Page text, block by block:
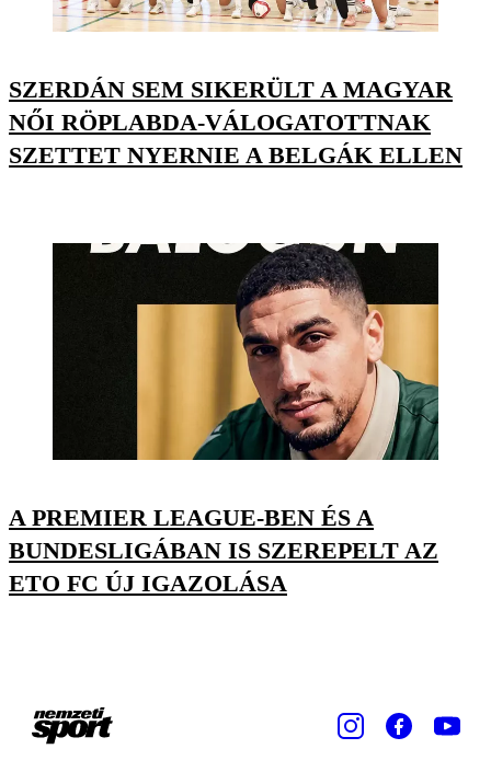
SZERDÁN SEM SIKERÜLT A MAGYAR
NŐI RÖPLABDA-VÁLOGATOTTNAK
SZETTET NYERNIE A BELGÁK ELLEN
A PREMIER LEAGUE-BEN ÉS A
BUNDESLIGÁBAN IS SZEREPELT AZ
ETO FC ÚJ IGAZOLÁSA